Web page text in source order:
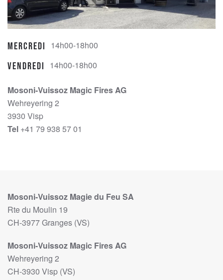
Mercredi 14h00-18h00
Vendredi 14h00-18h00
Mosoni-Vuissoz Magic Fires AG
Wehreyering 2
3930 Visp
Tel +41 79 938 57 01
Mosoni-Vuissoz Magie du Feu SA
Rte du Moulin 19
CH-3977 Granges (VS)
Mosoni-Vuissoz Magic Fires AG
Wehreyering 2
CH-3930 Visp (VS)